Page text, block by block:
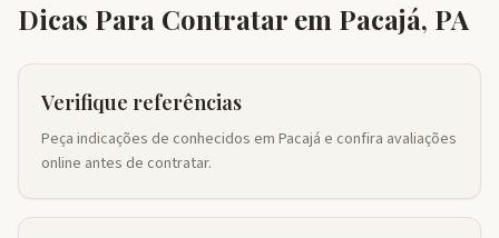
Dicas Para Contratar em Pacajá, PA
Verifique referências
Peça indicações de conhecidos em Pacajá e confira avaliações
online antes de contratar.